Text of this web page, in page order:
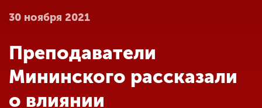
Абитуриенту
30 ноября 2021
Преподаватели
Мининского рассказали
о влиянии